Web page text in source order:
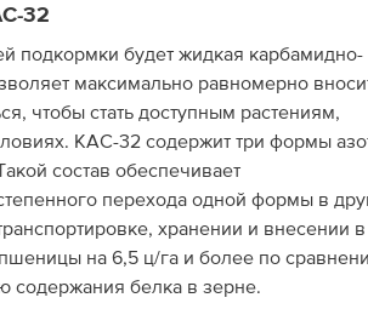
32
подкормки будет жидкая карбамидно-
максимально равномерно
чтобы стать доступным растениям,
КАС-32 содержит три формы
состав обеспечивает
перехода одной формы в
хранении и внесении в
на 6,5 ц/га и более по
содержания белка в зерне.